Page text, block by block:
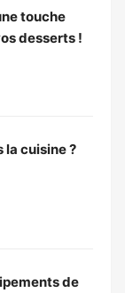
touche
desserts !
la cuisine ?
de